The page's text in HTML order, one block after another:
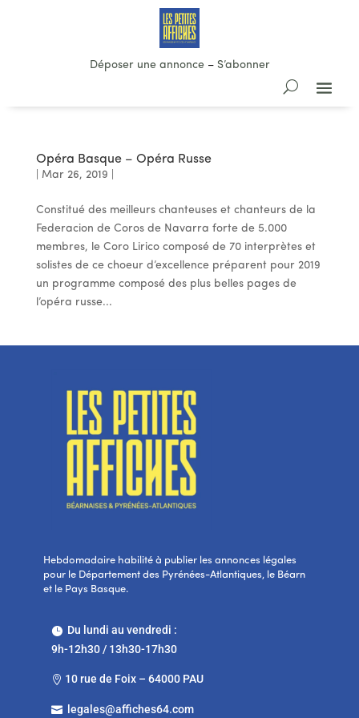
Déposer une annonce– S’abonner
Opéra Basque – Opéra Russe
Mar 26, 2019
Constitué des meilleurs chanteuses et chanteurs de la
Federacion de Coros de Navarra forte de 5.000
membres, le Coro Lirico composé de 70 interprètes et
solistes de ce choeur d’excellence préparent pour 2019
un programme composé des plus belles pages de
l’opéra russe...
Hebdomadaire habilité à publier les annonces légales
pour le Département des Pyrénées-Atlantiques, le Béarn
et le Pays Basque.
Du lundi au vendredi :
9h-12h30 / 13h30-17h30
 10 rue de Foix – 64000 PAU
 legales@affiches64.com